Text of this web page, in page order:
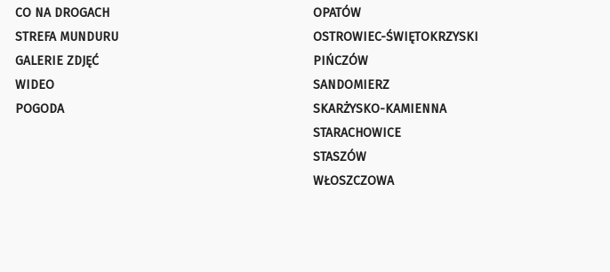
CO NA DROGACH
STREFA MUNDURU
GALERIE ZDJĘĆ
WIDEO
POGODA
OPATÓW
OSTROWIEC-ŚWIĘTOKRZYSKI
PIŃCZÓW
SANDOMIERZ
SKARŻYSKO-KAMIENNA
STARACHOWICE
STASZÓW
WŁOSZCZOWA